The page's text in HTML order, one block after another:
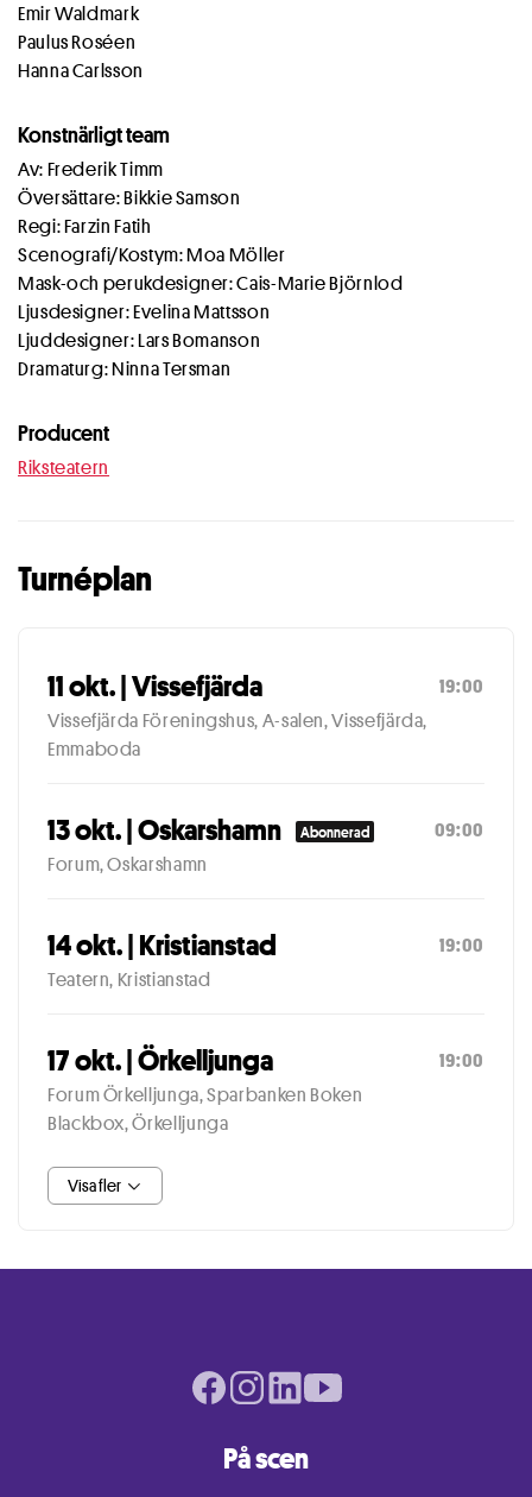
Emir Waldmark
Paulus Roséen
Hanna Carlsson
Konstnärligt team
Av: Frederik Timm
Översättare: Bikkie Samson
Regi: Farzin Fatih
Scenografi/Kostym: Moa Möller
Mask-och perukdesigner: Cais-Marie Björnlod
Ljusdesigner: Evelina Mattsson
Ljuddesigner: Lars Bomanson
Dramaturg: Ninna Tersman
Producent
Riksteatern
Turnéplan
11 okt. | Vissefjärda
Vissefjärda Föreningshus, A-salen, Vissefjärda,
Emmaboda
19:00
13 okt. | Oskarshamn Abonnerad
Forum, Oskarshamn
09:00
14 okt. | Kristianstad
Teatern, Kristianstad
19:00
17 okt. | Örkelljunga
Forum Örkelljunga, Sparbanken Boken
Blackbox, Örkelljunga
19:00
Visa fler
På scen
Facebook page
Instagram page
LinkedIn pageYoutube page